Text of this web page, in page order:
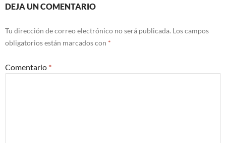
DEJA UN COMENTARIO
Tu dirección de correo electrónico no será publicada. Los campos
obligatorios están marcados con *
Comentario *